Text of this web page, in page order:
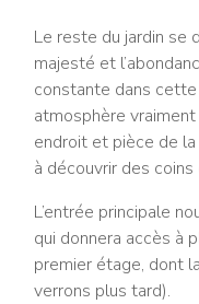
Le reste du jardin se
majesté et
constante dans
atmosphère
endroit et pièce de
à découvrir des coins
L’entrée principale
qui donnera accès à
premier étage, dont
verrons plus tard).